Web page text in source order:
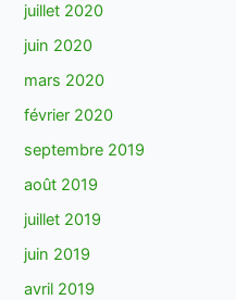
juillet 2020
juin 2020
mars 2020
février 2020
septembre 2019
août 2019
juillet 2019
juin 2019
avril 2019